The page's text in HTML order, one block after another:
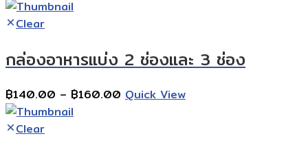
฿120.00
Clear
กล่องอาหารแบ่ง 2 ช่องและ 3 ช่อง
฿140.00 – ฿160.00 Price
Quick View
Clear